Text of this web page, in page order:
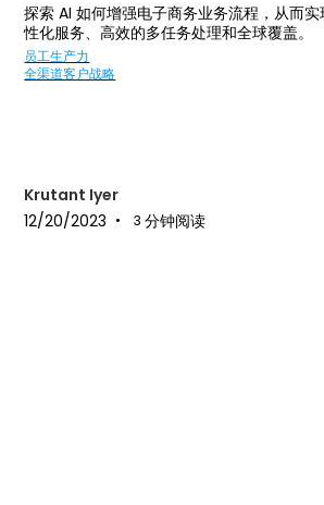
探索 AI 如何增强电子商务业务流程，从而
性化服务、高效的多任务处理和全球覆盖。
员工生产力
全渠道客户战略
Krutant Iyer
12/20/2023 • 3 分钟阅读